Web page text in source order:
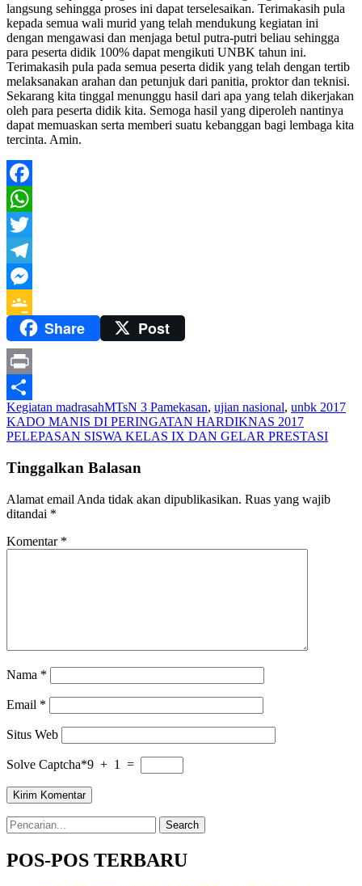
langsung sehingga proses ini dapat terselesaikan. Terimakasih pula
kepada semua wali murid yang telah mendukung kegiatan ini
dengan mengawasi dan menjaga betul putra-putri beliau sehingga
para peserta didik 100% dapat mengikuti UNBK tahun ini.
Terimakasih pula pada semua peserta didik yang telah dengan tertib
melaksanakan arahan dan petunjuk dari panitia, proktor dan teknisi.
Sekarang kita tinggal menunggu hasil dari apa yang telah dikerjakan
oleh para peserta didik kita. Semoga hasil yang diperoleh nantinya
dapat memuaskan serta memberi suatu kebanggan bagi lembaga kita
tercinta. Amin.
Facebook
WhatsApp
Twitter
Telegram
Messenger
Google
Classroom
Share Post
Print
Share
Kegiatan madrasahMTsN 3 Pamekasan, ujian nasional, unbk 2017
Navigasi
pos
KADO MANIS DI PERINGATAN HARDIKNAS 2017
PELEPASAN SISWA KELAS IX DAN GELAR PRESTASI
Tinggalkan Balasan
Alamat email Anda tidak akan dipublikasikan. Ruas yang wajib
ditandai *
Komentar *
Nama *
Email *
Situs Web
Solve Captcha*9 + 1 =
Search
for:
POS-POS TERBARU